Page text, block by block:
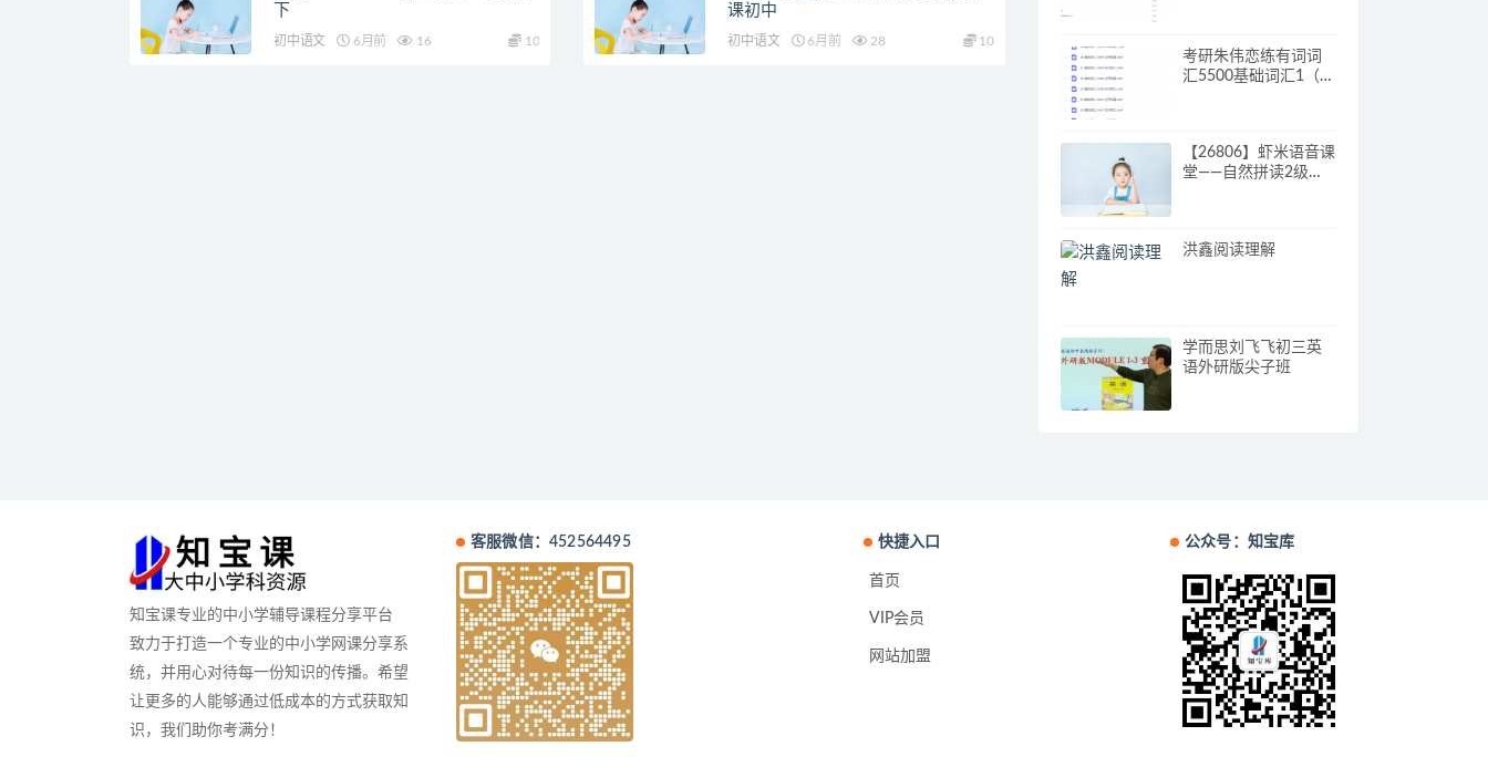
下
初中语文 6月前 16 10
课初中
初中语文 6月前 28 10
考研朱伟恋练有词词
汇5500基础词汇1（全
【26806】虾米语音课
堂——自然拼读2级
洪鑫阅读理解
学而思刘飞飞初三英
语外研版尖子班
知宝课专业的中小学辅导课程分享平台
致力于打造一个专业的中小学网课分享系
统，并用心对待每一份知识的传播。希望
让更多的人能够通过低成本的方式获取知
识，我们助你考满分！
客服微信：452564495 快捷入口
首页
VIP会员
网站加盟
公众号：知宝库